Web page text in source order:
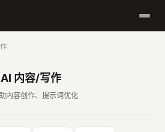
AI 内容/写作
内容创作、提示词优化